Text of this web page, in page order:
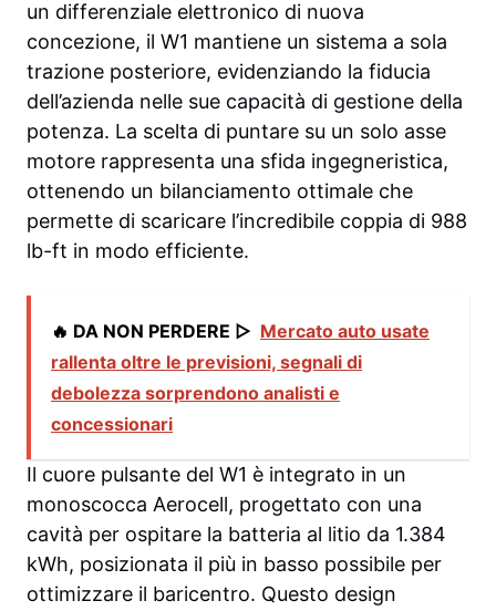
un differenziale elettronico di nuova
concezione, il W1 mantiene un sistema a sola
trazione posteriore, evidenziando la fiducia
dell’azienda nelle sue capacità di gestione della
potenza. La scelta di puntare su un solo asse
motore rappresenta una sfida ingegneristica,
ottenendo un bilanciamento ottimale che
permette di scaricare l’incredibile coppia di 988
lb-ft in modo efficiente.
🔥 DA NON PERDERE ▷ Mercato auto usate
rallenta oltre le previsioni, segnali di
debolezza sorprendono analisti e
concessionari
Il cuore pulsante del W1 è integrato in un
monoscocca Aerocell, progettato con una
cavità per ospitare la batteria al litio da 1.384
kWh, posizionata il più in basso possibile per
ottimizzare il baricentro. Questo design